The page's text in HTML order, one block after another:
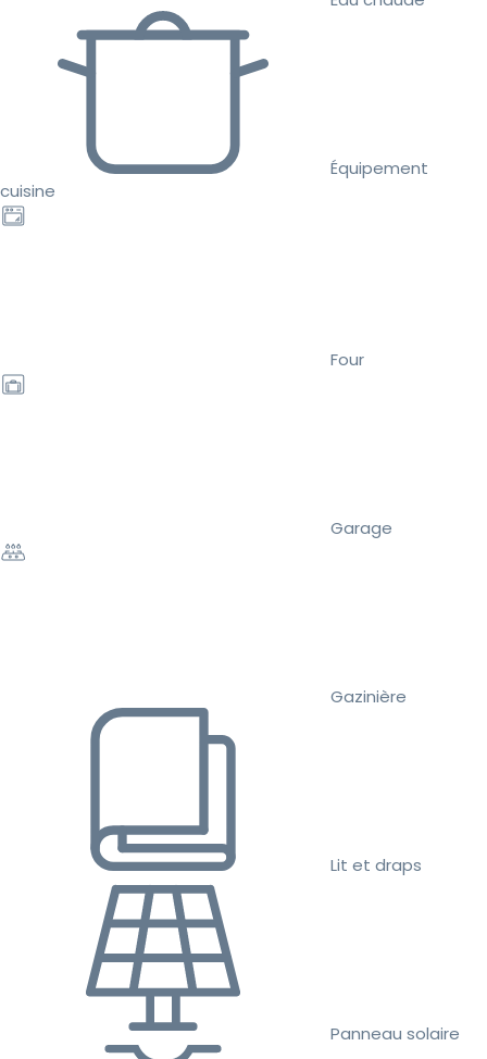
Équipement
cuisine
Four
Garage
Gazinière
Lit et draps
Panneau solaire